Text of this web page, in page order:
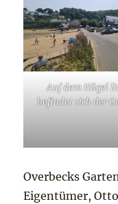
Auf dem Hügel
befindet sich der
Overbecks
Eigentümer,